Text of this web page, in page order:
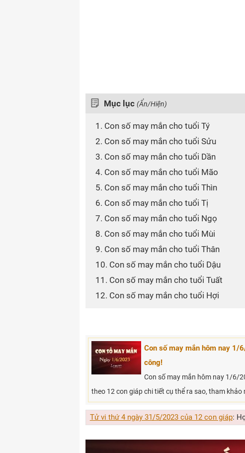
Mục lục (Ẩn/Hiện)
1. Con số may mắn cho tuổi Tý
2. Con số may mắn cho tuổi Sửu
3. Con số may mắn cho tuổi Dần
4. Con số may mắn cho tuổi Mão
5. Con số may mắn cho tuổi Thìn
6. Con số may mắn cho tuổi Tị
7. Con số may mắn cho tuổi Ngọ
8. Con số may mắn cho tuổi Mùi
9. Con số may mắn cho tuổi Thân
10. Con số may mắn cho tuổi Dậu
11. Con số may mắn cho tuổi Tuất
12. Con số may mắn cho tuổi Hợi
Con số may mắn hôm nay 1/
công!
Con số may mắn hôm nay 1/6/
theo 12 con giáp chi tiết cụ thể ra sao, tham khảo
Tử vi thứ 4 ngày 31/5/2023 của 12 con giáp: